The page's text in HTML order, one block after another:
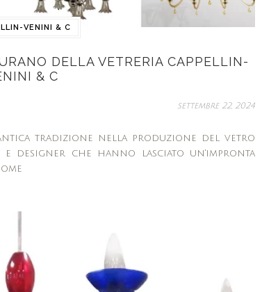
VENINI & C
DELLA VETRERIA CAPPELLIN-
& C
settembre 22, 2024
tradizione nella produzione del vetro
designer che hanno lasciato un'impronta